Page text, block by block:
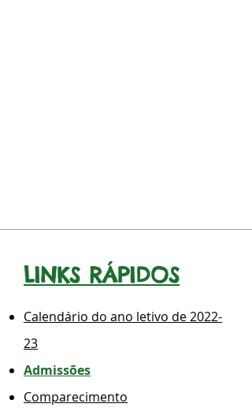
LINKS RÁPIDOS
Calendário do ano letivo de 2022-
23
Admissões
Comparecimento